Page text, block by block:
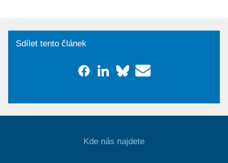
Sdílet tento článek
Kde nás najdete